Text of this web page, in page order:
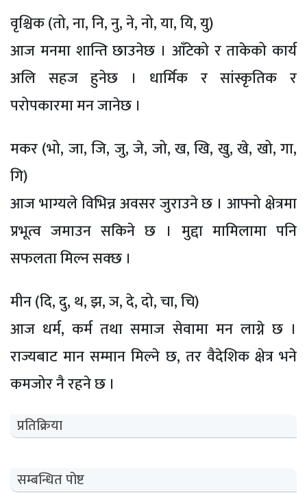
वृश्चिक (तो, ना, नि, नु, ने, नो, या, यि, यु)
आज मनमा शान्ति छाउनेछ । आँटेको र ताकेको कार्य
अलि सहज हुनेछ । धार्मिक र सांस्कृतिक र
परोपकारमा मन जानेछ ।
मकर (भो, जा, जि, जु, जे, जो, ख, खि, खु, खे, खो, गा,
गि)
आज भाग्यले विभिन्न अवसर जुराउने छ । आफ्नो क्षेत्रमा
प्रभूत्व जमाउन सकिने छ । मुद्दा मामिलामा पनि
सफलता मिल्न सक्छ ।
मीन (दि, दु, थ, झ, ञ, दे, दो, चा, चि)
आज धर्म, कर्म तथा समाज सेवामा मन लाग्ने छ ।
राज्यबाट मान सम्मान मिल्ने छ, तर वैदेशिक क्षेत्र भने
कमजोर नै रहने छ ।
प्रतिक्रिया
सम्बन्धित पोष्ट